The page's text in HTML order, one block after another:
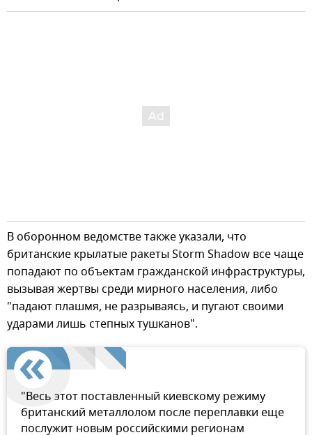
В оборонном ведомстве также указали, что
британские крылатые ракеты Storm Shadow все чаще
попадают по объектам гражданской инфраструктуры,
вызывая жертвы среди мирного населения, либо
"падают плашмя, не разрываясь, и пугают своими
ударами лишь степных тушканов".
"Весь этот поставленный киевскому режиму
британский металлолом после переплавки еще
послужит новым российскими регионам